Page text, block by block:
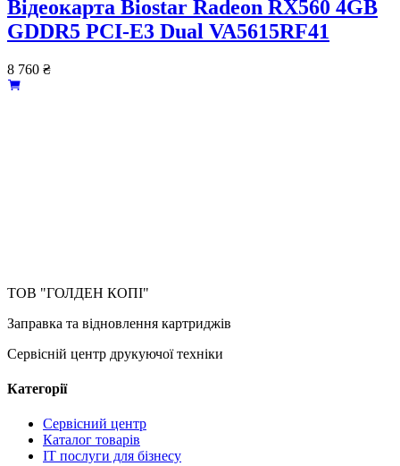
Відеокарта Biostar Radeon RX560 4GB
GDDR5 PCI-E3 Dual VA5615RF41
8 760 ₴
ТОВ "ГОЛДЕН КОПІ"
Заправка та відновлення картриджів
Сервісній центр друкуючої техніки
Категорії
Сервісний центр
Каталог товарів
IT послуги для бізнесу